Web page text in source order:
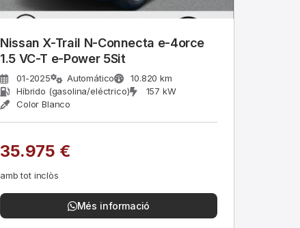
Nissan X-Trail N-Connecta e-4orce
1.5 VC-T e-Power 5Sit
01-2025 Automático
10.820 km
Híbrido (gasolina/eléctrico)
157 kW
Color Blanco
35.975 €
amb tot inclòs
Més informació